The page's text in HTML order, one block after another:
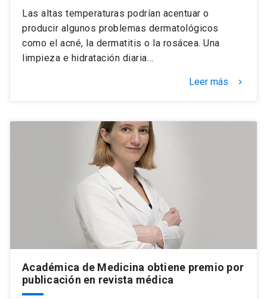
Las altas temperaturas podrían acentuar o
producir algunos problemas dermatológicos
como el acné, la dermatitis o la rosácea. Una
limpieza e hidratación diaria…
Leer más keyboard_arrow_right
Académica de Medicina obtiene premio por
publicación en revista médica